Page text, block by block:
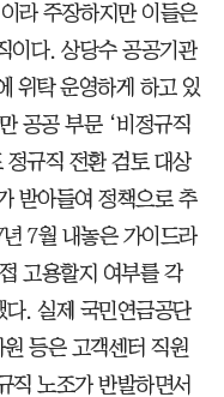
라 주장하지만 이들은
이다. 상당수 공공기관
위탁 운영하게 하고 있
공공 부문 ‘비정규직
정규직 전환 검토 대상
받아들여 정책으로 추
7월 내놓은 가이드라
고용할지 여부를 각
. 실제 국민연금공단
등은 고객센터 직원
직 노조가 반발하면서